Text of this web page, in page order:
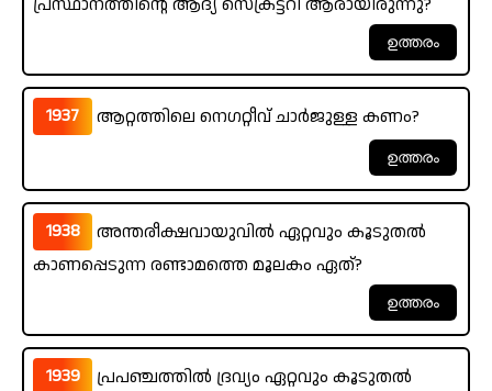
1937 ആറ്റത്തിലെ നെഗറ്റീവ് ചാർജുള്ള കണം?
1938
അന്തരീക്ഷവായുവിൽ ഏറ്റവും കൂടുതൽ
കാണപ്പെടുന്ന രണ്ടാമത്തെ മൂലകം ഏത്?
1939
പ്രപഞ്ചത്തിൽ ദ്രവ്യം ഏറ്റവും കൂടുതൽ